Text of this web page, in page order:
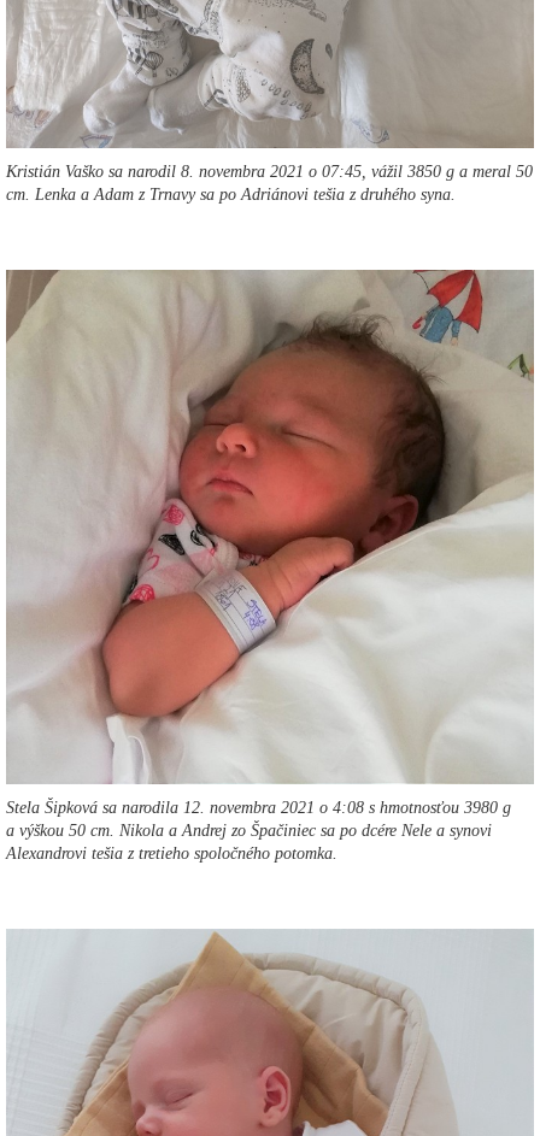
Kristián Vaško sa narodil 8. novembra 2021 o 07:45, vážil 3850 g a meral 50
cm. Lenka a Adam z Trnavy sa po Adriánovi tešia z druhého syna.
Stela Šipková sa narodila 12. novembra 2021 o 4:08 s hmotnosťou 3980 g
a výškou 50 cm. Nikola a Andrej zo Špačiniec sa po dcére Nele a synovi
Alexandrovi tešia z tretieho spoločného potomka.